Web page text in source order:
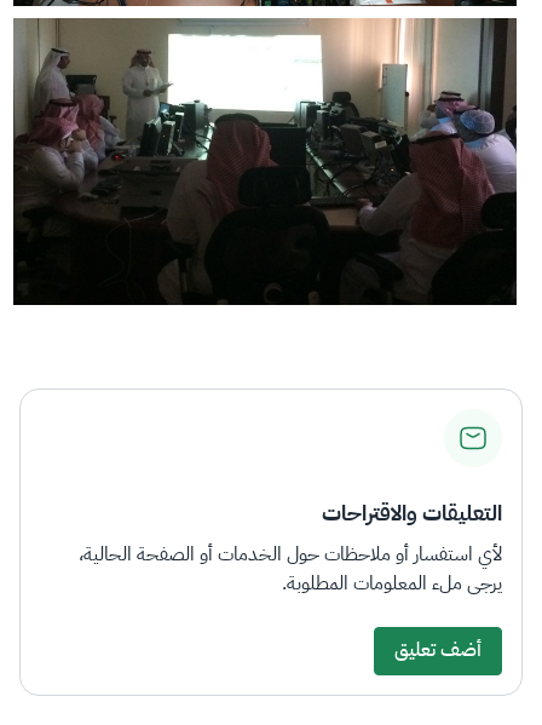
التعليقات والاقتراحات
لأي استفسار أو ملاحظات حول الخدمات أو الصفحة الحالية،
يرجى ملء المعلومات المطلوبة.
أضف تعليق